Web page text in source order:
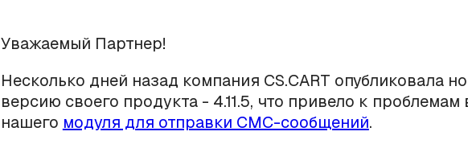
Уважаемый Партнер!
Несколько дней назад компания CS.CART опубликовала
версию своего продукта - 4.11.5, что привело к проблемам
нашего модуля для отправки СМС-сообщений.